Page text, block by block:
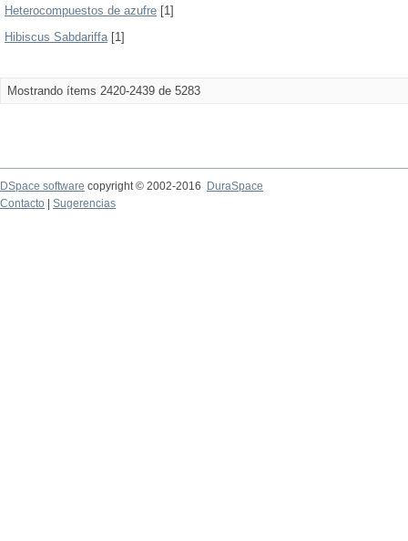
Heterocompuestos de azufre [1]
Hibiscus Sabdariffa[1]
Mostrando ítems 2420-2439 de 5283
DSpace software copyright © 2002-2016
DuraSpace
Contacto
Sugerencias